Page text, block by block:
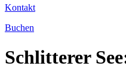
Kontakt
Buchen
Schlitterer